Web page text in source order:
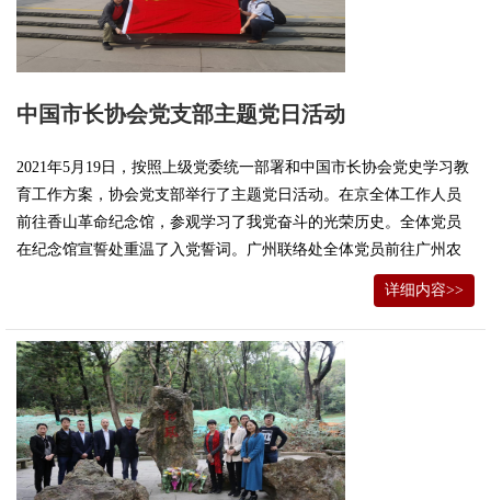
中国市长协会党支部主题党日活动
2021年5月19日，按照上级党委统一部署和中国市长协会党史学习教
育工作方案，协会党支部举行了主题党日活动。在京全体工作人员
前往香山革命纪念馆，参观学习了我党奋斗的光荣历史。全体党员
在纪念馆宣誓处重温了入党誓词。广州联络处全体党员前往广州农
民运动讲习所纪念馆进行了参观学习。一件件展品，一幅幅图片和
一段段珍贵影像资料，全面呈现了党领导全国各族人民，完成民族
独立和人民解放的历史使命，开启中国历史发展新纪元的光辉历
程。
详细内容>>